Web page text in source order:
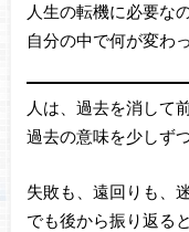
人生の転機に必要な
自分の中で何が変わ
人は、過去を消して
過去の意味を少しず
失敗も、遠回りも、
でも後から振り返る